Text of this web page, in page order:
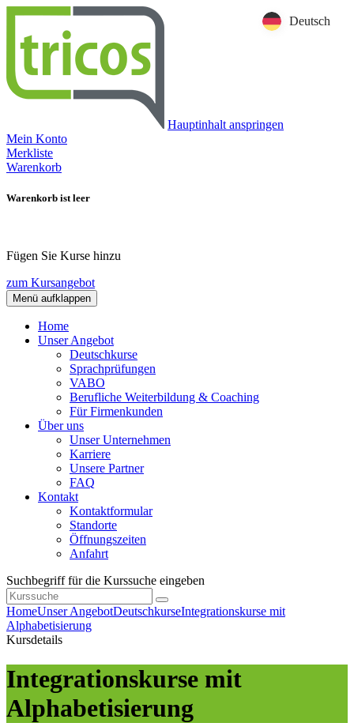
Hauptinhalt anspringen
Mein Konto
Merkliste
Warenkorb
Warenkorb ist leer
Fügen Sie Kurse hinzu
zum Kursangebot
Menü aufklappen
Home
Unser Angebot
Deutschkurse
Sprachprüfungen
VABO
Berufliche Weiterbildung & Coaching
Für Firmenkunden
Über uns
Unser Unternehmen
Karriere
Unsere Partner
FAQ
Kontakt
Kontaktformular
Standorte
Öffnungszeiten
Anfahrt
Suchbegriff für die Kurssuche eingeben
HomeUnser AngebotDeutschkurseIntegrationskurse mit
Alphabetisierung
Kursdetails
Integrationskurse mit
Alphabetisierung
Deutsch